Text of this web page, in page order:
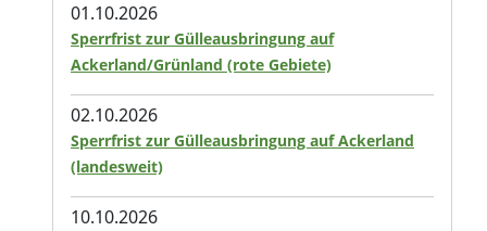
01.10.2026
Sperrfrist zur Gülleausbringung auf
Ackerland/Grünland (rote Gebiete)
02.10.2026
Sperrfrist zur Gülleausbringung auf Ackerland
(landesweit)
10.10.2026